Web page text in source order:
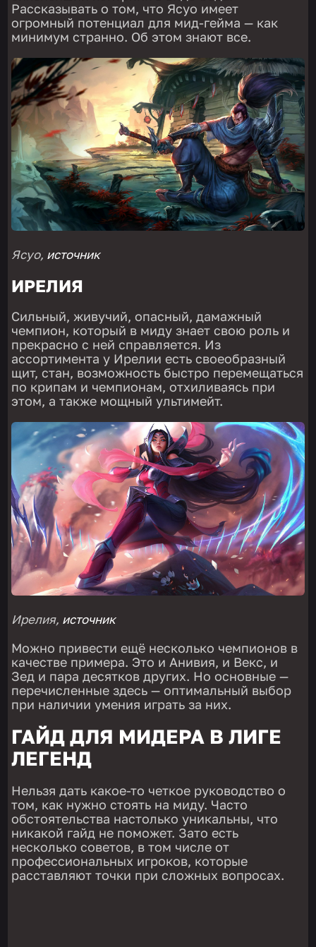
Рассказывать о том, что Ясуо имеет
огромный потенциал для мид-гейма — как
минимум странно. Об этом знают все.
Ясуо, источник
ИРЕЛИЯ
Сильный, живучий, опасный, дамажный
чемпион, который в миду знает свою роль и
прекрасно с ней справляется. Из
ассортимента у Ирелии есть своеобразный
щит, стан, возможность быстро перемещаться
по крипам и чемпионам, отхиливаясь при
этом, а также мощный ультимейт.
Ирелия, источник
Можно привести ещё несколько чемпионов в
качестве примера. Это и Анивия, и Векс, и
Зед и пара десятков других. Но основные —
перечисленные здесь — оптимальный выбор
при наличии умения играть за них.
ГАЙД ДЛЯ МИДЕРА В ЛИГЕ
ЛЕГЕНД
Нельзя дать какое-то четкое руководство о
том, как нужно стоять на миду. Часто
обстоятельства настолько уникальны, что
никакой гайд не поможет. Зато есть
несколько советов, в том числе от
профессиональных игроков, которые
расставляют точки при сложных вопросах.